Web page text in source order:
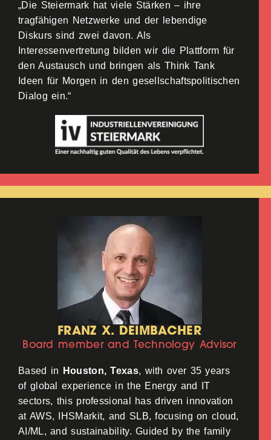
„Die Steiermark hat viele Stärken – ihre
tragfähigen Netzwerke und der lebendige
Diskurs sind zwei davon. Als
Interessenvertretung bilden wir die Plattform für
den Austausch und bringen als Think Tank
Ideen für Morgen in den gesellschaftspolitischen
Dialog ein.“
FRANZ X. DEIMBACHER
Board member and Technology Advisor
Based in Houston, Texas, with over 35 years
of global experience in the Energy and IT
sectors, this professional has driven innovation
at AWS, IHSMarkit, and SLB, focusing on cloud,
AI/ML, and sustainability. Guided by the family